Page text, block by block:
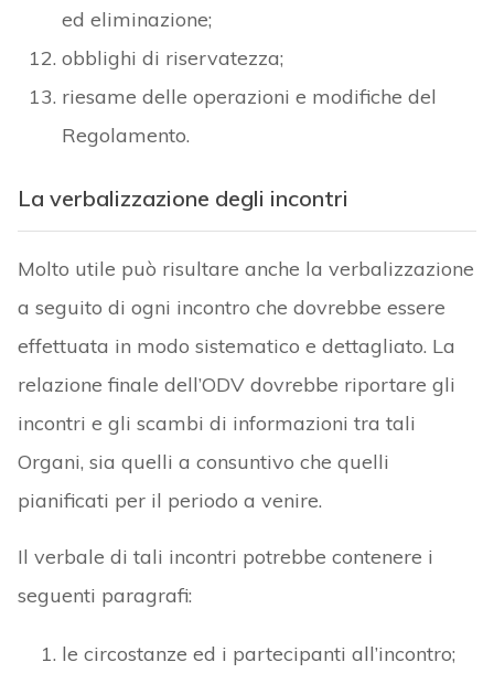
ed eliminazione;
obblighi di riservatezza;
riesame delle operazioni e modifiche del
Regolamento.
La verbalizzazione degli incontri
Molto utile può risultare anche la verbalizzazione
a seguito di ogni incontro che dovrebbe essere
effettuata in modo sistematico e dettagliato. La
relazione finale dell’ODV dovrebbe riportare gli
incontri e gli scambi di informazioni tra tali
Organi, sia quelli a consuntivo che quelli
pianificati per il periodo a venire.
Il verbale di tali incontri potrebbe contenere i
seguenti paragrafi:
le circostanze ed i partecipanti all’incontro;